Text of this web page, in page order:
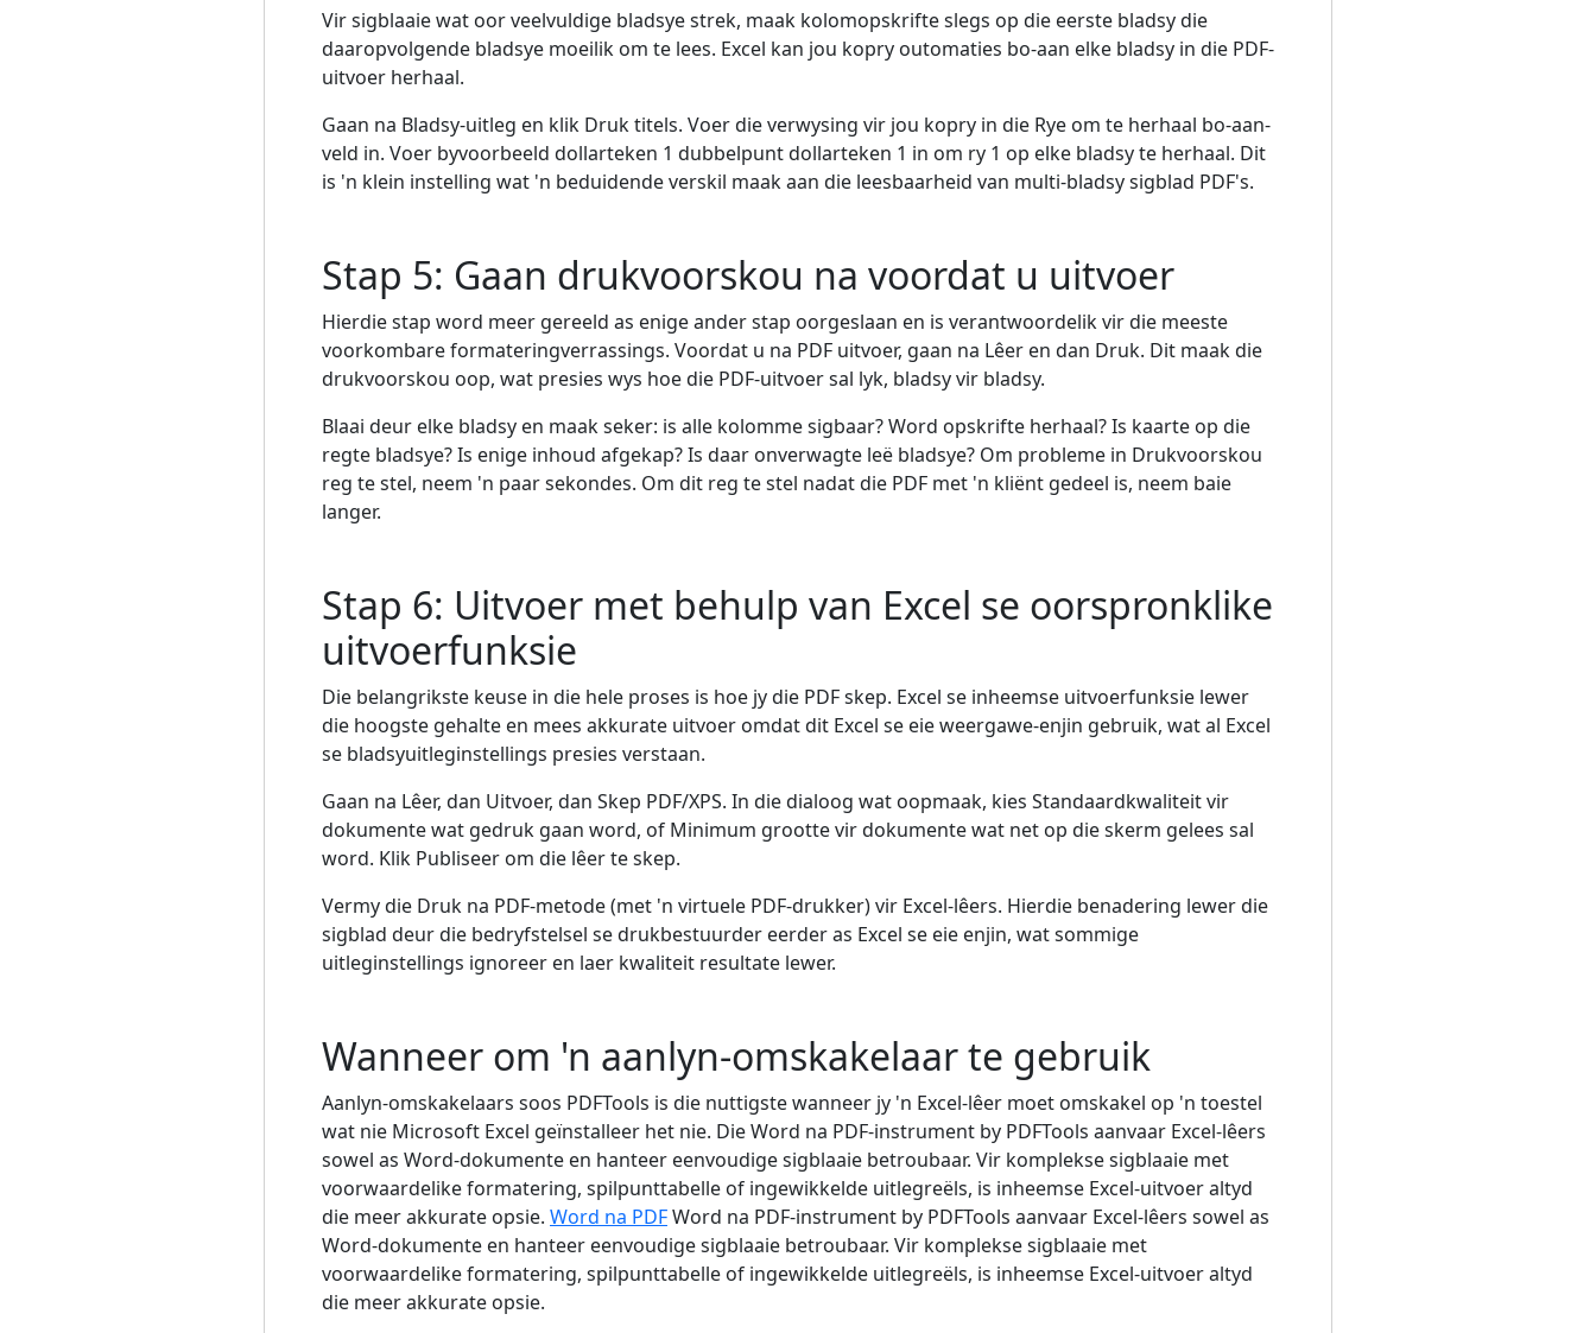
Vir sigblaaie wat oor veelvuldige bladsye strek, maak kolomopskrifte slegs op die eerste bladsy die
daaropvolgende bladsye moeilik om te lees. Excel kan jou kopry outomaties bo-aan elke bladsy in die PDF-
uitvoer herhaal.
Gaan na Bladsy-uitleg en klik Druk titels. Voer die verwysing vir jou kopry in die Rye om te herhaal bo-aan-
veld in. Voer byvoorbeeld dollarteken 1 dubbelpunt dollarteken 1 in om ry 1 op elke bladsy te herhaal. Dit
is 'n klein instelling wat 'n beduidende verskil maak aan die leesbaarheid van multi-bladsy sigblad PDF's.
Stap 5: Gaan drukvoorskou na voordat u uitvoer
Hierdie stap word meer gereeld as enige ander stap oorgeslaan en is verantwoordelik vir die meeste
voorkombare formateringverrassings. Voordat u na PDF uitvoer, gaan na Lêer en dan Druk. Dit maak die
drukvoorskou oop, wat presies wys hoe die PDF-uitvoer sal lyk, bladsy vir bladsy.
Blaai deur elke bladsy en maak seker: is alle kolomme sigbaar? Word opskrifte herhaal? Is kaarte op die
regte bladsye? Is enige inhoud afgekap? Is daar onverwagte leë bladsye? Om probleme in Drukvoorskou
reg te stel, neem 'n paar sekondes. Om dit reg te stel nadat die PDF met 'n kliënt gedeel is, neem baie
langer.
Stap 6: Uitvoer met behulp van Excel se oorspronklike
uitvoerfunksie
Die belangrikste keuse in die hele proses is hoe jy die PDF skep. Excel se inheemse uitvoerfunksie lewer
die hoogste gehalte en mees akkurate uitvoer omdat dit Excel se eie weergawe-enjin gebruik, wat al Excel
se bladsyuitleginstellings presies verstaan.
Gaan na Lêer, dan Uitvoer, dan Skep PDF/XPS. In die dialoog wat oopmaak, kies Standaardkwaliteit vir
dokumente wat gedruk gaan word, of Minimum grootte vir dokumente wat net op die skerm gelees sal
word. Klik Publiseer om die lêer te skep.
Vermy die Druk na PDF-metode (met 'n virtuele PDF-drukker) vir Excel-lêers. Hierdie benadering lewer die
sigblad deur die bedryfstelsel se drukbestuurder eerder as Excel se eie enjin, wat sommige
uitleginstellings ignoreer en laer kwaliteit resultate lewer.
Wanneer om 'n aanlyn-omskakelaar te gebruik
Aanlyn-omskakelaars soos PDFTools is die nuttigste wanneer jy 'n Excel-lêer moet omskakel op 'n toestel
wat nie Microsoft Excel geïnstalleer het nie. Die Word na PDF-instrument by PDFTools aanvaar Excel-lêers
sowel as Word-dokumente en hanteer eenvoudige sigblaaie betroubaar. Vir komplekse sigblaaie met
voorwaardelike formatering, spilpunttabelle of ingewikkelde uitlegreëls, is inheemse Excel-uitvoer altyd
die meer akkurate opsie. Word na PDFWord na PDF-instrument by PDFTools aanvaar Excel-lêers sowel as
Word-dokumente en hanteer eenvoudige sigblaaie betroubaar. Vir komplekse sigblaaie met
voorwaardelike formatering, spilpunttabelle of ingewikkelde uitlegreëls, is inheemse Excel-uitvoer altyd
die meer akkurate opsie.